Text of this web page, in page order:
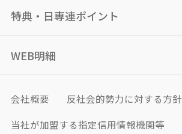
特典・日専連ポイント
WEB明細
会社概要
反社会的勢力に対する方針
当社が加盟する指定信用情報機関等